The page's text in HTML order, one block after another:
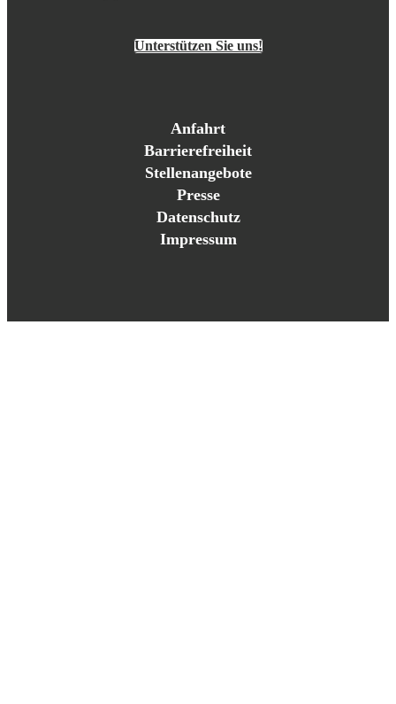
Unterstützen Sie uns!
Anfahrt
Barrierefreiheit
Stellenangebote
Presse
Datenschutz
Impressum